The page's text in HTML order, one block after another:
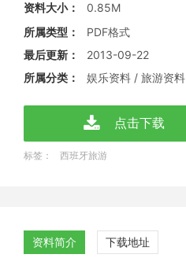
资料大小：
0.85M
所属类型：
PDF格式
最后更新：
2013-09-22
所属分类：
娱乐资料 / 旅游资料
点击下载
标签： 西班牙旅游
资料简介 下载地址